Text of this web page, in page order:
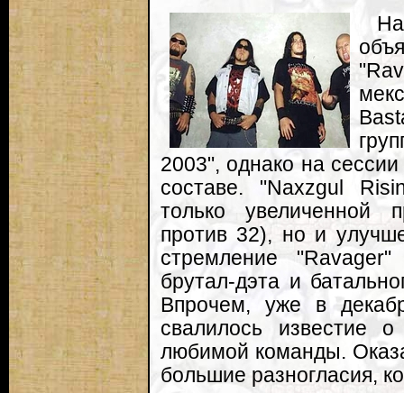
2003", однако на
составе. "Naxzgul
только увеличенной
против 32), но и
стремление
брутал-дэта и
Впрочем, уже в
свалилось известие
любимой команды.
большие разногласия,